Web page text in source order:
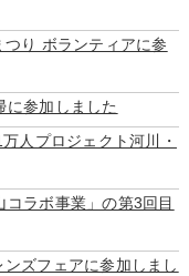
つり ボランティアに参
に参加しました
人プロジェクト河川・
コラボ事業」の第3回目
ズフェアに参加しまし